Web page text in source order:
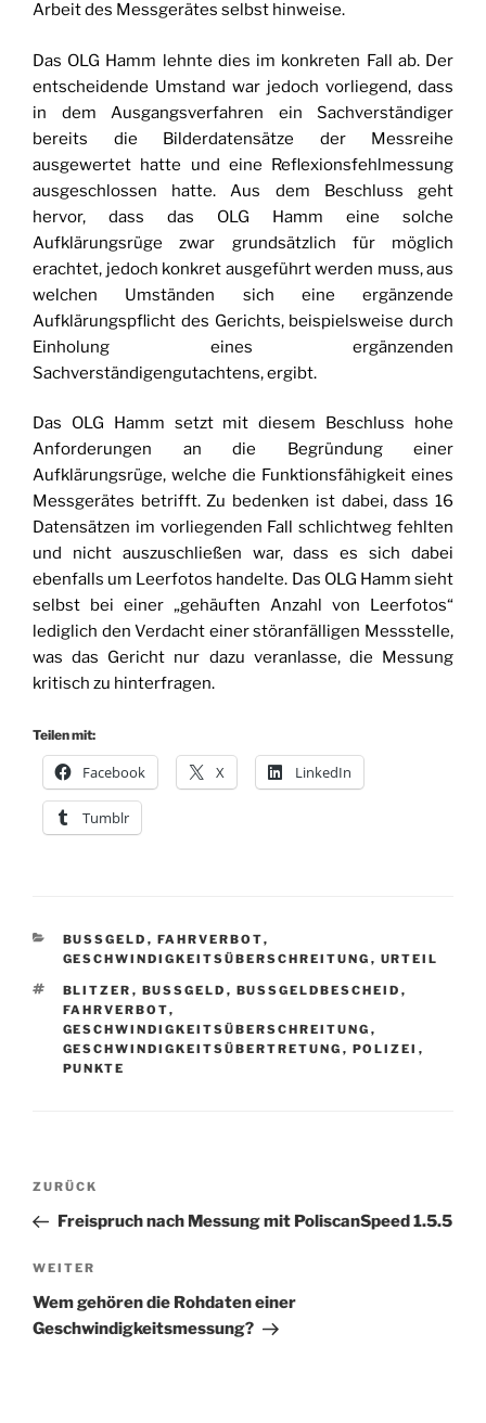
Arbeit des Messgerätes selbst hinweise.
Das OLG Hamm lehnte dies im konkreten Fall ab. Der
entscheidende Umstand war jedoch vorliegend, dass
in dem Ausgangsverfahren ein Sachverständiger
bereits die Bilderdatensätze der Messreihe
ausgewertet hatte und eine Reflexionsfehlmessung
ausgeschlossen hatte. Aus dem Beschluss geht
hervor, dass das OLG Hamm eine solche
Aufklärungsrüge zwar grundsätzlich für möglich
erachtet, jedoch konkret ausgeführt werden muss, aus
welchen Umständen sich eine ergänzende
Aufklärungspflicht des Gerichts, beispielsweise durch
Einholung eines ergänzenden
Sachverständigengutachtens, ergibt.
Das OLG Hamm setzt mit diesem Beschluss hohe
Anforderungen an die Begründung einer
Aufklärungsrüge, welche die Funktionsfähigkeit eines
Messgerätes betrifft. Zu bedenken ist dabei, dass 16
Datensätzen im vorliegenden Fall schlichtweg fehlten
und nicht auszuschließen war, dass es sich dabei
ebenfalls um Leerfotos handelte. Das OLG Hamm sieht
selbst bei einer „gehäuften Anzahl von Leerfotos“
lediglich den Verdacht einer störanfälligen Messstelle,
was das Gericht nur dazu veranlasse, die Messung
kritisch zu hinterfragen.
Teilen mit:
Facebook X LinkedIn
Tumblr
KATEGORIEN
BUSSGELD , FAHRVERBOT,
GESCHWINDIGKEITSÜBERSCHREITUNG , URTEIL
SCHLAGWÖRTER
BLITZER , BUSSGELD , BUSSGELDBESCHEID
,
FAHRVERBOT,
GESCHWINDIGKEITSÜBERSCHREITUNG ,
GESCHWINDIGKEITSÜBERTRETUNG , POLIZEI ,
PUNKTE
Beitragsnavigation
Vorheriger
Beitrag
ZURÜCK
Freispruch nach Messung mit PoliscanSpeed 1.5.5
Nächster
Beitrag
WEITER
Wem gehören die Rohdaten einer
Geschwindigkeitsmessung?